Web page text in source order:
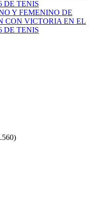
Y FEMENINO DE
CON VICTORIA EN EL
DE TENIS